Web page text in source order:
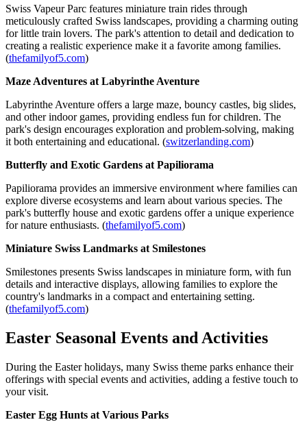
Swiss Vapeur Parc features miniature train rides through
meticulously crafted Swiss landscapes, providing a charming outing
for little train lovers. The park's attention to detail and dedication to
creating a realistic experience make it a favorite among families.
(thefamilyof5.com)
Maze Adventures at Labyrinthe Aventure
Labyrinthe Aventure offers a large maze, bouncy castles, big slides,
and other indoor games, providing endless fun for children. The
park's design encourages exploration and problem-solving, making
it both entertaining and educational. (switzerlanding.com)
Butterfly and Exotic Gardens at Papiliorama
Papiliorama provides an immersive environment where families can
explore diverse ecosystems and learn about various species. The
park's butterfly house and exotic gardens offer a unique experience
for nature enthusiasts. (thefamilyof5.com)
Miniature Swiss Landmarks at Smilestones
Smilestones presents Swiss landscapes in miniature form, with fun
details and interactive displays, allowing families to explore the
country's landmarks in a compact and entertaining setting.
(thefamilyof5.com)
Easter Seasonal Events and Activities
During the Easter holidays, many Swiss theme parks enhance their
offerings with special events and activities, adding a festive touch to
your visit.
Easter Egg Hunts at Various Parks